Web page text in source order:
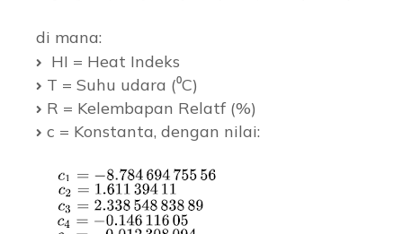
di mana:
HI = Heat Indeks
T = Suhu udara (⁰C)
R = Kelembapan Relatf (%)
c = Konstanta, dengan nilai: